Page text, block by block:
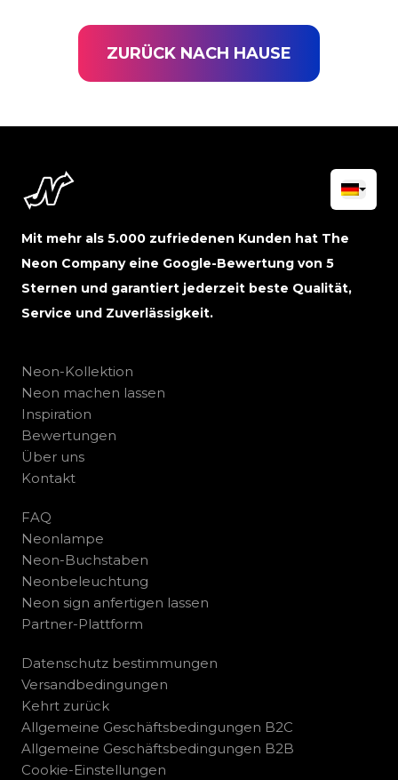
ZURÜCK NACH HAUSE
Mit mehr als 5.000 zufriedenen Kunden hat The
Neon Company eine Google-Bewertung von 5
Sternen und garantiert jederzeit beste Qualität,
Service und Zuverlässigkeit.
Neon-Kollektion
Neon machen lassen
Inspiration
Bewertungen
Über uns
Kontakt
FAQ
Neonlampe
Neon-Buchstaben
Neonbeleuchtung
Neon sign anfertigen lassen
Partner-Plattform
Datenschutz bestimmungen
Versandbedingungen
Kehrt zurück
Allgemeine Geschäftsbedingungen B2C
Allgemeine Geschäftsbedingungen B2B
Cookie-Einstellungen